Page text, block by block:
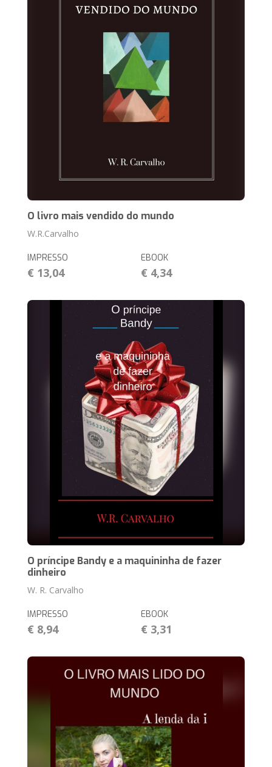
O livro mais vendido do mundo
W.R.Carvalho
IMPRESSO
€ 13,04
EBOOK
€ 4,34
O príncipe Bandy e a maquininha de fazer
dinheiro
W. R. Carvalho
IMPRESSO
€ 8,94
EBOOK
€ 3,31